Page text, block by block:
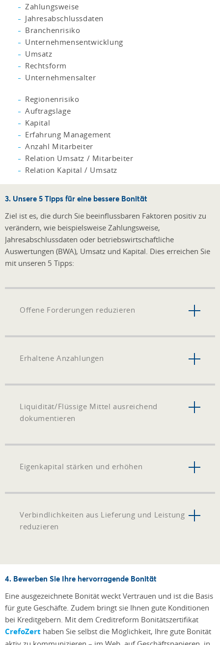
Zahlungsweise
Jahresabschlussdaten
Branchenrisiko
Unternehmensentwicklung
Umsatz
Rechtsform
Unternehmensalter
Regionenrisiko
Auftragslage
Kapital
Erfahrung Management
Anzahl Mitarbeiter
Relation Umsatz / Mitarbeiter
Relation Kapital / Umsatz
3. Unsere 5 Tipps für eine bessere Bonität
Ziel ist es, die durch Sie beeinflussbaren Faktoren positiv zu
verändern, wie beispielsweise Zahlungsweise,
Jahresabschlussdaten oder betriebswirtschaftliche
Auswertungen (BWA), Umsatz und Kapital. Dies erreichen Sie
mit unseren 5 Tipps:
Offene Forderungen reduzieren
Erhaltene Anzahlungen
Liquidität/Flüssige Mittel ausreichend
dokumentieren
Eigenkapital stärken und erhöhen
Verbindlichkeiten aus Lieferung und Leistung
reduzieren
4. Bewerben Sie Ihre hervorragende Bonität
Eine ausgezeichnete Bonität weckt Vertrauen und ist die Basis
für gute Geschäfte. Zudem bringt sie Ihnen gute Konditionen
bei Kreditgebern. Mit dem Creditreform Bonitätszertifikat
CrefoZert haben Sie selbst die Möglichkeit, Ihre gute Bonität